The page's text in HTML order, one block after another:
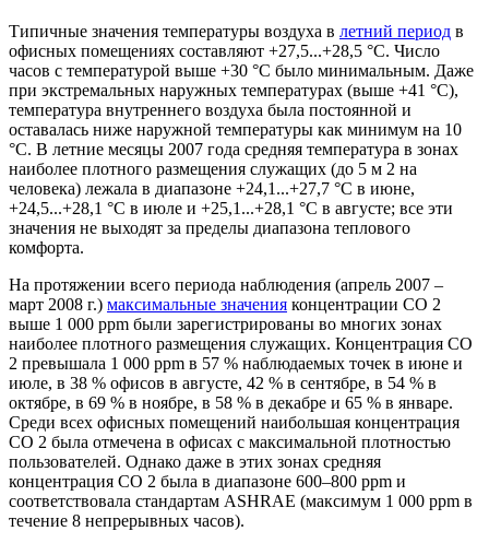
Типичные значения температуры воздуха в летний период в
офисных помещениях составляют +27,5...+28,5 °С. Число
часов с температурой выше +30 °С было минимальным. Даже
при экстремальных наружных температурах (выше +41 °С),
температура внутреннего воздуха была постоянной и
оставалась ниже наружной температуры как минимум на 10
°С. В летние месяцы 2007 года средняя температура в зонах
наиболее плотного размещения служащих (до 5 м 2 на
человека) лежала в диапазоне +24,1...+27,7 °С в июне,
+24,5...+28,1 °С в июле и +25,1...+28,1 °С в августе; все эти
значения не выходят за пределы диапазона теплового
комфорта.
На протяжении всего периода наблюдения (апрель 2007 –
март 2008 г.) максимальные значения концентрации СО 2
выше 1 000 ppm были зарегистрированы во многих зонах
наиболее плотного размещения служащих. Концентрация СО
2 превышала 1 000 ppm в 57 % наблюдаемых точек в июне и
июле, в 38 % офисов в августе, 42 % в сентябре, в 54 % в
октябре, в 69 % в ноябре, в 58 % в декабре и 65 % в январе.
Среди всех офисных помещений наибольшая концентрация
СО 2 была отмечена в офисах с максимальной плотностью
пользователей. Однако даже в этих зонах средняя
концентрация СО 2 была в диапазоне 600–800 ppm и
соответствовала стандартам ASHRAE (максимум 1 000 ppm в
течение 8 непрерывных часов).